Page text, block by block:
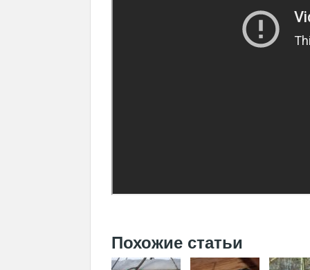
Похожие статьи